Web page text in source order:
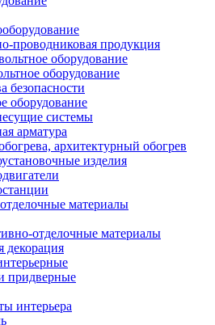
проводниковая продукция
оборудование
оборудование
безопасности
оборудование
системы
арматура
архитектурный обогрев
изделия
материалы
отделочные материалы
декорация
придверные
интерьера